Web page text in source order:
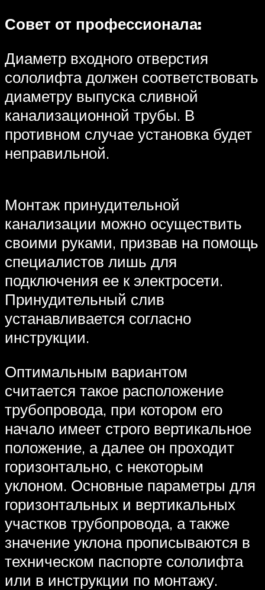
Совет от профессионала:
Диаметр входного отверстия
сололифта должен соответствовать
диаметру выпуска сливной
канализационной трубы. В
противном случае установка будет
неправильной.
Монтаж принудительной
канализации можно осуществить
своими руками, призвав на помощь
специалистов лишь для
подключения ее к электросети.
Принудительный слив
устанавливается согласно
инструкции.
Оптимальным вариантом
считается такое расположение
трубопровода, при котором его
начало имеет строго вертикальное
положение, а далее он проходит
горизонтально, с некоторым
уклоном. Основные параметры для
горизонтальных и вертикальных
участков трубопровода, а также
значение уклона прописываются в
техническом паспорте сололифта
или в инструкции по монтажу.